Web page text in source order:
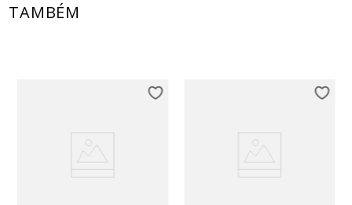
TAMBÉM